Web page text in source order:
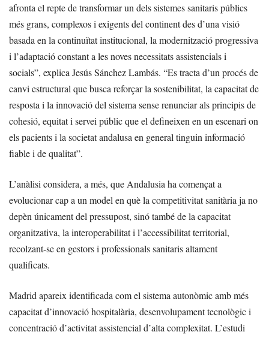
afronta el repte de transformar un dels sistemes sanitaris públics
més grans, complexos i exigents del continent des d’una visió
basada en la continuïtat institucional, la modernització progressiva
i l’adaptació constant a les noves necessitats assistencials i
socials”, explica Jesús Sánchez Lambás. “Es tracta d’un procés de
canvi estructural que busca reforçar la sostenibilitat, la capacitat de
resposta i la innovació del sistema sense renunciar als principis de
cohesió, equitat i servei públic que el defineixen en un escenari on
els pacients i la societat andalusa en general tinguin informació
fiable i de qualitat”.
L’anàlisi considera, a més, que Andalusia ha començat a
evolucionar cap a un model en què la competitivitat sanitària ja no
depèn únicament del pressupost, sinó també de la capacitat
organitzativa, la interoperabilitat i l’accessibilitat territorial,
recolzant-se en gestors i professionals sanitaris altament
qualificats.
Madrid apareix identificada com el sistema autonòmic amb més
capacitat d’innovació hospitalària, desenvolupament tecnològic i
concentració d’activitat assistencial d’alta complexitat. L’estudi